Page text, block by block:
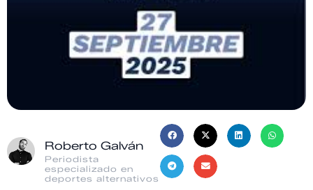
Roberto Galván
Periodista
especializado en
deportes alternativos